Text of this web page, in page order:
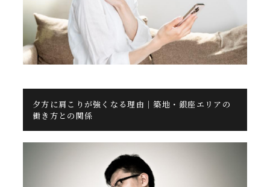
夕方に肩こりが強くなる理由｜築地・銀座エリアの
働き方との関係